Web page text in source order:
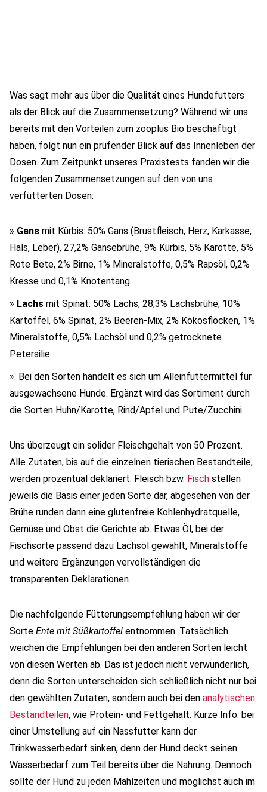
Was sagt mehr aus über die Qualität eines Hundefutters
als der Blick auf die Zusammensetzung? Während wir uns
bereits mit den Vorteilen zum zooplus Bio beschäftigt
haben, folgt nun ein prüfender Blick auf das Innenleben der
Dosen. Zum Zeitpunkt unseres Praxistests fanden wir die
folgenden Zusammensetzungen auf den von uns
verfütterten Dosen:
» Gans mit Kürbis: 50% Gans (Brustfleisch, Herz, Karkasse,
Hals, Leber), 27,2% Gänsebrühe, 9% Kürbis, 5% Karotte, 5%
Rote Bete, 2% Birne, 1% Mineralstoffe, 0,5% Rapsöl, 0,2%
Kresse und 0,1% Knotentang.
» Lachs mit Spinat: 50% Lachs, 28,3% Lachsbrühe, 10%
Kartoffel, 6% Spinat, 2% Beeren-Mix, 2% Kokosflocken, 1%
Mineralstoffe, 0,5% Lachsöl und 0,2% getrocknete
Petersilie.
». Bei den Sorten handelt es sich um Alleinfuttermittel für
ausgewachsene Hunde. Ergänzt wird das Sortiment durch
die Sorten Huhn/Karotte, Rind/Apfel und Pute/Zucchini.
Uns überzeugt ein solider Fleischgehalt von 50 Prozent.
Alle Zutaten, bis auf die einzelnen tierischen Bestandteile,
werden prozentual deklariert. Fleisch bzw. Fisch stellen
jeweils die Basis einer jeden Sorte dar, abgesehen von der
Brühe runden dann eine glutenfreie Kohlenhydratquelle,
Gemüse und Obst die Gerichte ab. Etwas Öl, bei der
Fischsorte passend dazu Lachsöl gewählt, Mineralstoffe
und weitere Ergänzungen vervollständigen die
transparenten Deklarationen.
Die nachfolgende Fütterungsempfehlung haben wir der
Sorte Ente mit Süßkartoffel entnommen. Tatsächlich
weichen die Empfehlungen bei den anderen Sorten leicht
von diesen Werten ab. Das ist jedoch nicht verwunderlich,
denn die Sorten unterscheiden sich schließlich nicht nur bei
den gewählten Zutaten, sondern auch bei den analytischen
Bestandteilen, wie Protein- und Fettgehalt. Kurze Info: bei
einer Umstellung auf ein Nassfutter kann der
Trinkwasserbedarf sinken, denn der Hund deckt seinen
Wasserbedarf zum Teil bereits über die Nahrung. Dennoch
sollte der Hund zu jeden Mahlzeiten und möglichst auch im